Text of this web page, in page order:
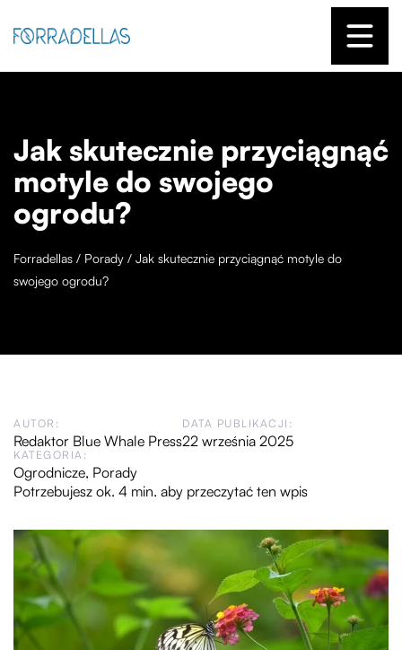
Jak skutecznie przyciągnąć
motyle do swojego
ogrodu?
Forradellas / Porady / Jak skutecznie przyciągnąć motyle do
swojego ogrodu?
AUTOR:
Redaktor Blue Whale Press
DATA PUBLIKACJI:
22 września 2025
KATEGORIA:
Ogrodnicze, Porady
Potrzebujesz ok. 4 min. aby przeczytać ten wpis